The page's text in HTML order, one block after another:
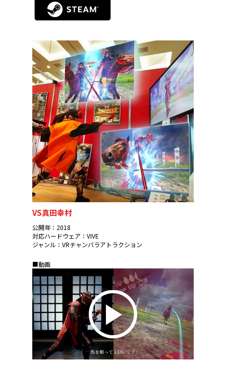
VS真田幸村
公開年：2018
対応ハードウェア：VIVE
ジャンル：VRチャンバラアトラクション
■動画